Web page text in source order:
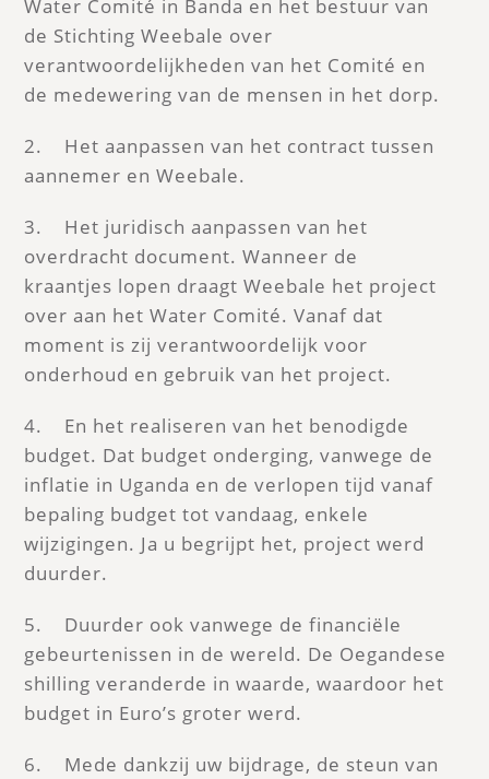
Water Comité in Banda en het bestuur van
de Stichting Weebale over
verantwoordelijkheden van het Comité en
de medewering van de mensen in het dorp.
2. Het aanpassen van het contract tussen
aannemer en Weebale.
3. Het juridisch aanpassen van het
overdracht document. Wanneer de
kraantjes lopen draagt Weebale het project
over aan het Water Comité. Vanaf dat
moment is zij verantwoordelijk voor
onderhoud en gebruik van het project.
4. En het realiseren van het benodigde
budget. Dat budget onderging, vanwege de
inflatie in Uganda en de verlopen tijd vanaf
bepaling budget tot vandaag, enkele
wijzigingen. Ja u begrijpt het, project werd
duurder.
5. Duurder ook vanwege de financiële
gebeurtenissen in de wereld. De Oegandese
shilling veranderde in waarde, waardoor het
budget in Euro’s groter werd.
6. Mede dankzij uw bijdrage, de steun van